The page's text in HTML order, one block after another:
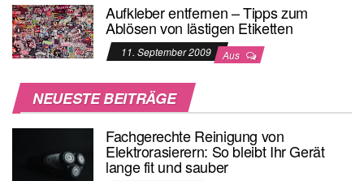
Aufkleber entfernen – Tipps zum
Ablösen von lästigen Etiketten
11. September 2009 Aus
NEUESTE BEITRÄGE
Fachgerechte Reinigung von
Elektrorasierern: So bleibt Ihr Gerät
lange fit und sauber